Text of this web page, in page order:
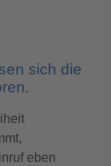
sich die
eben